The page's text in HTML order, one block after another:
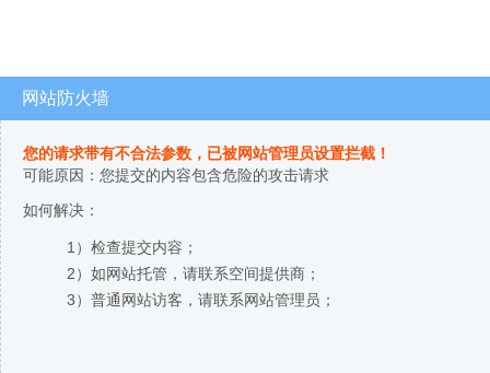
网站防火墙
您的请求带有不合法参数，已被网站管理员设置拦截！
可能原因：您提交的内容包含危险的攻击请求
如何解决：
1）检查提交内容；
2）如网站托管，请联系空间提供商；
3）普通网站访客，请联系网站管理员；